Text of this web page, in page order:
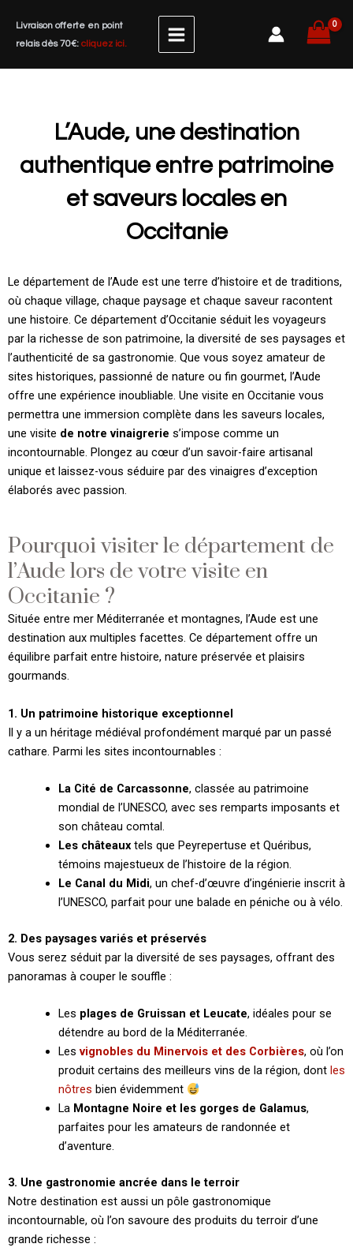
contenu
Livraison offerte en point
relais dès 70€: cliquez ici.
L’Aude, une destination
authentique entre patrimoine
et saveurs locales en
Occitanie​
Le département de l’Aude est une terre d’histoire et de traditions,
où chaque village, chaque paysage et chaque saveur racontent
une histoire. Ce département d’Occitanie séduit les voyageurs
par la richesse de son patrimoine, la diversité de ses paysages et
l’authenticité de sa gastronomie. Que vous soyez amateur de
sites historiques, passionné de nature ou fin gourmet, l’Aude
offre une expérience inoubliable. Une visite en Occitanie vous
permettra une immersion complète dans les saveurs locales,
une visite de notre vinaigrerie s’impose comme un
incontournable. Plongez au cœur d’un savoir-faire artisanal
unique et laissez-vous séduire par des vinaigres d’exception
élaborés avec passion.
Pourquoi visiter le département de
l’Aude lors de votre visite en
Occitanie ?
Située entre mer Méditerranée et montagnes, l’Aude est une
destination aux multiples facettes. Ce département offre un
équilibre parfait entre histoire, nature préservée et plaisirs
gourmands.
1. Un patrimoine historique exceptionnel
Il y a un héritage médiéval profondément marqué par un passé
cathare. Parmi les sites incontournables :
La Cité de Carcassonne, classée au patrimoine
mondial de l’UNESCO, avec ses remparts imposants et
son château comtal.
Les châteaux tels que Peyrepertuse et Quéribus,
témoins majestueux de l’histoire de la région.
Le Canal du Midi, un chef-d’œuvre d’ingénierie inscrit à
l’UNESCO, parfait pour une balade en péniche ou à vélo.
2. Des paysages variés et préservés
Vous serez séduit par la diversité de ses paysages, offrant des
panoramas à couper le souffle :
Les plages de Gruissan et Leucate, idéales pour se
détendre au bord de la Méditerranée.
Les vignobles du Minervois et des Corbières, où l’on
produit certains des meilleurs vins de la région, dont les
nôtres bien évidemment
La Montagne Noire et les gorges de Galamus,
parfaites pour les amateurs de randonnée et
d’aventure.
3. Une gastronomie ancrée dans le terroir
Notre destination est aussi un pôle gastronomique
incontournable, où l’on savoure des produits du terroir d’une
grande richesse :